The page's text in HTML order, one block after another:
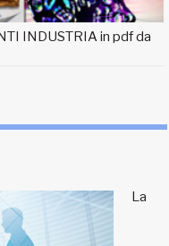
INDUSTRIA in pdf da
La